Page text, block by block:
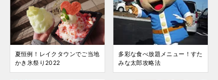
夏恒例！レイクタウンでご当地
かき氷祭り2022
多彩な食べ放題メニュー！すた
みな太郎攻略法